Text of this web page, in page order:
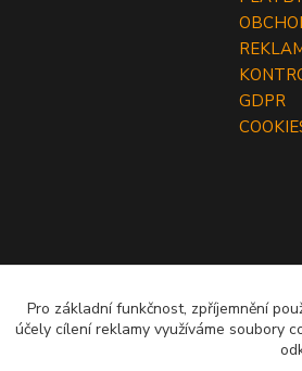
GDPR
Pro základní funkčnost, zpříjemnění
účely cílení reklamy využíváme soubory